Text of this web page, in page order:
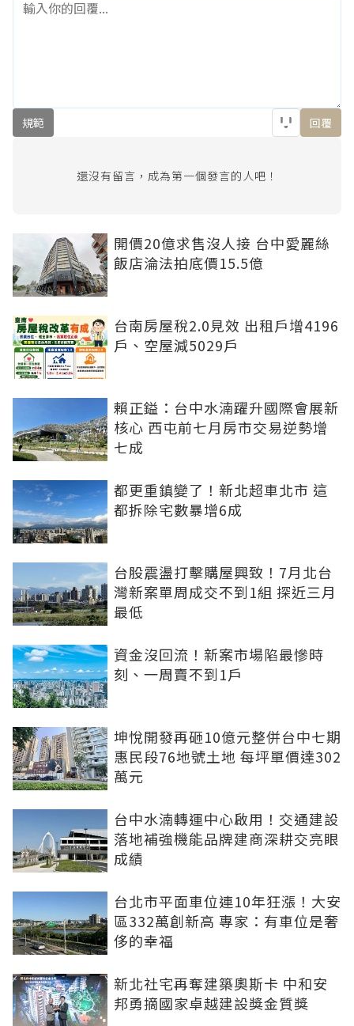
規範 回覆
還沒有留言，成為第一個發言的人吧！
開價20億求售沒人接 台中愛麗絲
飯店淪法拍底價15.5億
台南房屋稅2.0見效 出租戶增4196
戶、空屋減5029戶
賴正鎰：台中水湳躍升國際會展新
核心 西屯前七月房市交易逆勢增
七成
都更重鎮變了！新北超車北市 這
都拆除宅數暴增6成
台股震盪打擊購屋興致！7月北台
灣新案單周成交不到1組 探近三月
最低
資金沒回流！新案市場陷最慘時
刻、一周賣不到1戶
坤悅開發再砸10億元整併台中七期
惠民段76地號土地 每坪單價達302
萬元
台中水湳轉運中心啟用！交通建設
落地補強機能品牌建商深耕交亮眼
成績
台北市平面車位連10年狂漲！大安
區332萬創新高 專家：有車位是奢
侈的幸福
新北社宅再奪建築奧斯卡 中和安
邦勇摘國家卓越建設獎金質獎